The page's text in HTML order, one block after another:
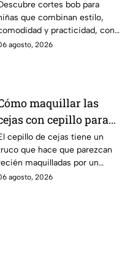
cortes bob para
que combinan estilo,
y practicidad, con
ideales para renovar
agosto, 2026
maquillar las
con cepillo para
se vean esculpidas
redefinidas: paso a
cepillo de cejas tiene un
que hace que parezcan
maquilladas por un
agosto, 2026